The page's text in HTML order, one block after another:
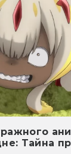
Тайна